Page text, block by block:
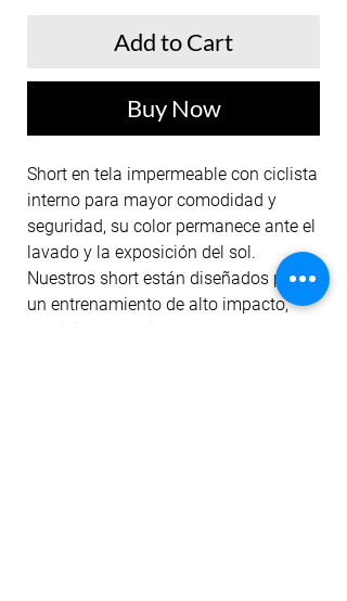
Add to Cart
Buy Now
Short en tela impermeable con ciclista
interno para mayor comodidad y
seguridad, su color permanece ante el
lavado y la exposición del sol.
Nuestros short están diseñados para
un entrenamiento de alto impacto,
cubrir imperfecciones al darte el